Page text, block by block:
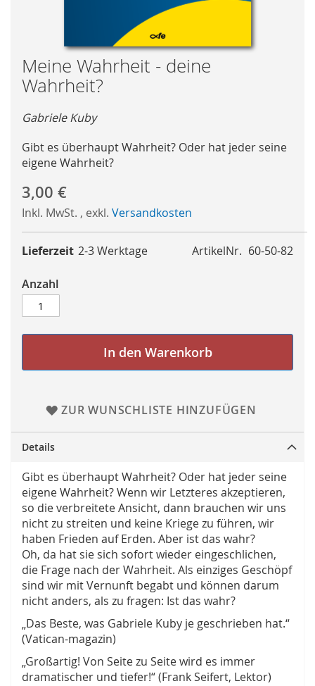
Skip
to
the
of
images
gallery
Meine Wahrheit - deine
Wahrheit?
Gabriele Kuby
Gibt es überhaupt Wahrheit? Oder hat jeder seine
eigene Wahrheit?
3,00 €
Inkl. MwSt. , exkl. Versandkosten
ArtikelNr. 60-50-82
Lieferzeit 2-3 Werktage
Anzahl
In den Warenkorb
ZUR WUNSCHLISTE HINZUFÜGEN
Details
Gibt es überhaupt Wahrheit? Oder hat jeder seine
eigene Wahrheit? Wenn wir Letzteres akzeptieren,
so die verbreitete Ansicht, dann brauchen wir uns
nicht zu streiten und keine Kriege zu führen, wir
haben Frieden auf Erden. Aber ist das wahr?
Oh, da hat sie sich sofort wieder eingeschlichen,
die Frage nach der Wahrheit. Als einziges Geschöpf
sind wir mit Vernunft begabt und können darum
nicht anders, als zu fragen: Ist das wahr?
„Das Beste, was Gabriele Kuby je geschrieben hat.“
(Vatican-magazin)
„Großartig! Von Seite zu Seite wird es immer
dramatischer und tiefer!“ (Frank Seifert, Lektor)